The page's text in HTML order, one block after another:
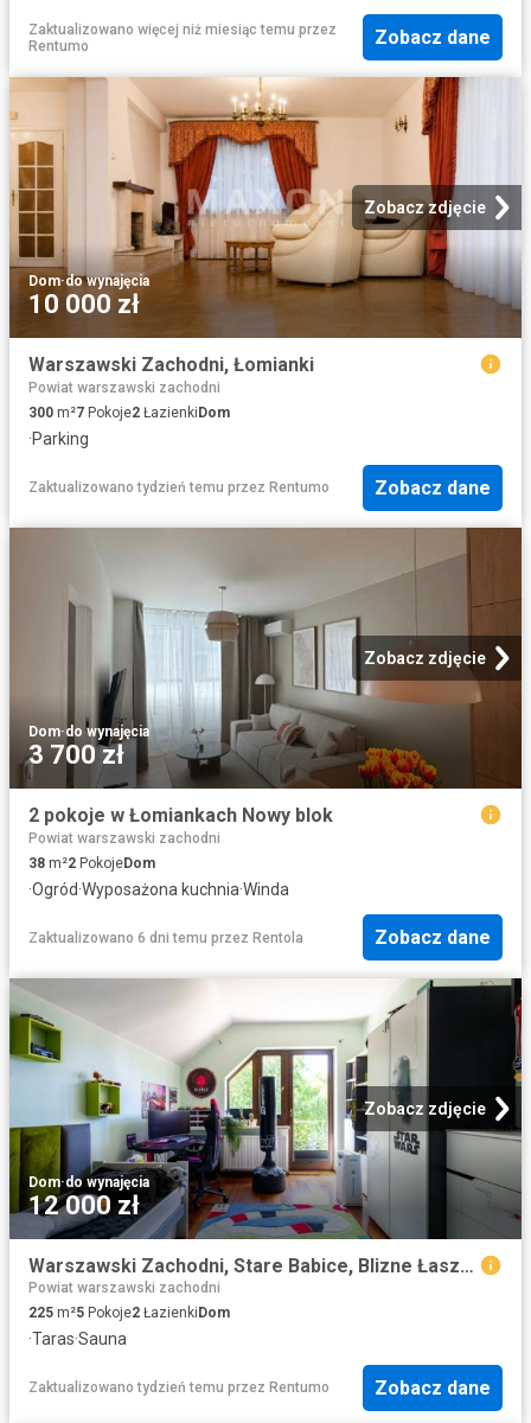
Zaktualizowano więcej niż miesiąc temu przez
Rentumo
Zobacz dane
Zobacz zdjęcie
Dom·do wynajęcia
10 000 zł
Warszawski Zachodni, Łomianki
Powiat warszawski zachodni
300 m²7 Pokoje2 Łazienki Dom
·Parking
Zaktualizowano tydzień temu przez Rentumo Zobacz dane
Zobacz zdjęcie
Dom·do wynajęcia
3 700 zł
2 pokoje w Łomiankach Nowy blok
Powiat warszawski zachodni
38 m²2 PokojeDom
·Ogród·Wyposażona kuchnia·Winda
Zaktualizowano 6 dni temu przez Rentola Zobacz dane
Zobacz zdjęcie
Dom·do wynajęcia
12 000 zł
Warszawski Zachodni, Stare Babice, Blizne Łaszczyńskiego, Przechodnia
Powiat warszawski zachodni
225 m²5 Pokoje2 Łazienki Dom
·Taras·Sauna
Zaktualizowano tydzień temu przez Rentumo Zobacz dane